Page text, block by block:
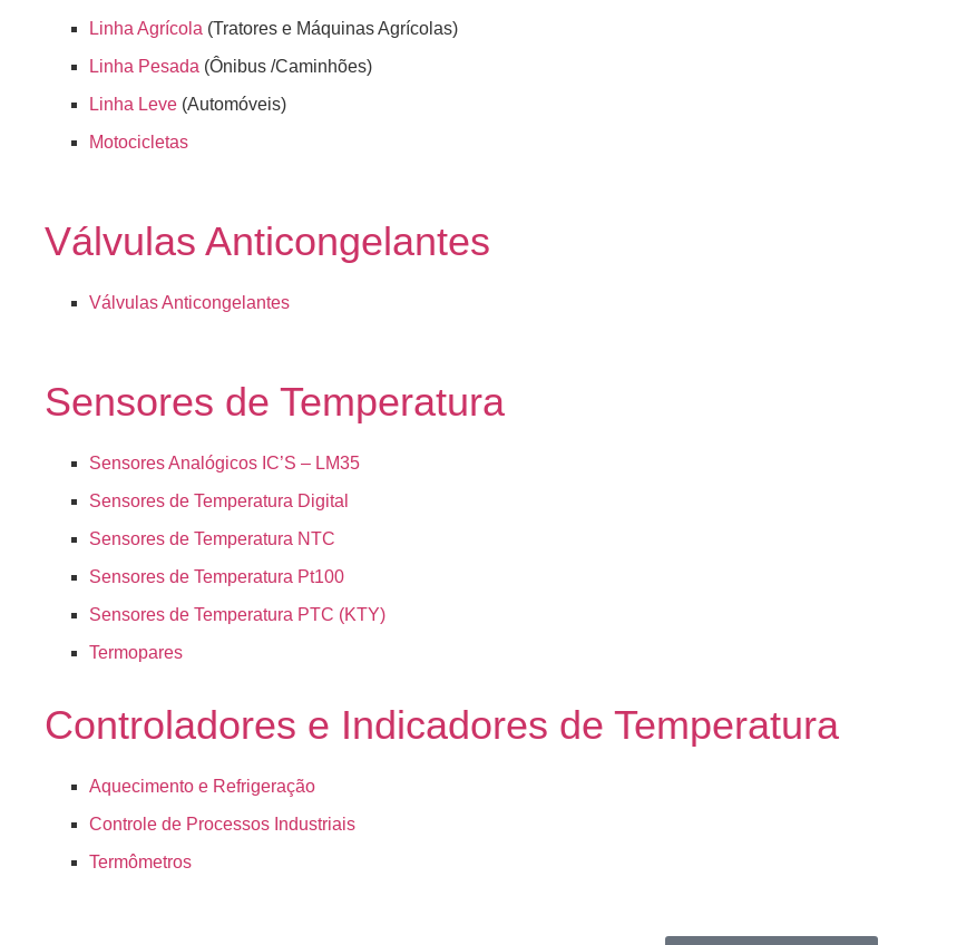
Linha Agrícola (Tratores e Máquinas Agrícolas)
Linha Pesada (Ônibus /Caminhões)
Linha Leve (Automóveis)
Motocicletas
Válvulas Anticongelantes
Válvulas Anticongelantes
Sensores de Temperatura
Sensores Analógicos IC’S – LM35
Sensores de Temperatura Digital
Sensores de Temperatura NTC
Sensores de Temperatura Pt100
Sensores de Temperatura PTC (KTY)
Termopares
Controladores e Indicadores de Temperatura
Aquecimento e Refrigeração
Controle de Processos Industriais
Termômetros